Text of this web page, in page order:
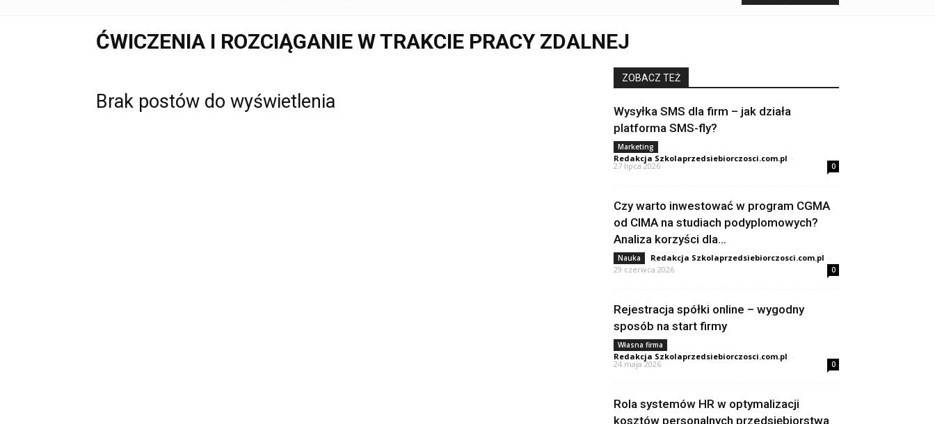
ĆWICZENIA I ROZCIĄGANIE W TRAKCIE PRACY ZDALNEJ
Brak postów do wyświetlenia
ZOBACZ TEŻ
Wysyłka SMS dla firm – jak działa
platforma SMS-fly?
Marketing
Redakcja Szkolaprzedsiebiorczosci.com.pl -
27 lipca 2026 0
Czy warto inwestować w program CGMA
od CIMA na studiach podyplomowych?
Analiza korzyści dla...
Nauka Redakcja Szkolaprzedsiebiorczosci.com.pl -
29 czerwca 2026
0
Rejestracja spółki online – wygodny
sposób na start firmy
Własna firma
Redakcja Szkolaprzedsiebiorczosci.com.pl -
24 maja 2026 0
Rola systemów HR w optymalizacji
kosztów personalnych przedsiębiorstwa